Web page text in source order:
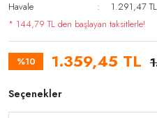
Havale
1.291,47
* 144,79 TL den başlayan taksitlerle!
%10 1.359,45 TL
Seçenekler